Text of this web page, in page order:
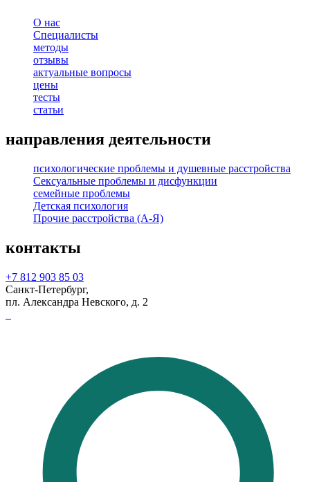
О нас
Специалисты
методы
отзывы
актуальные вопросы
цены
тесты
статьи
направления деятельности
психологические проблемы и душевные расстройства
Сексуальные проблемы и дисфункции
семейные проблемы
Детская психология
Прочие расстройства (А-Я)
контакты
+7 812 903 85 03
Санкт-Петербург,
пл. Александра Невского, д. 2